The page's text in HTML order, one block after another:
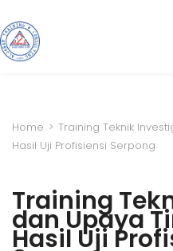
Home > Training Teknik
Hasil Uji Profisiensi Serpong
Training
dan Upaya
Hasil Uji